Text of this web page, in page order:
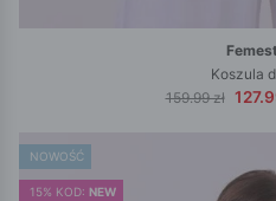
Koszula
159.99 zł
NOWOŚĆ
15% KOD: NEW